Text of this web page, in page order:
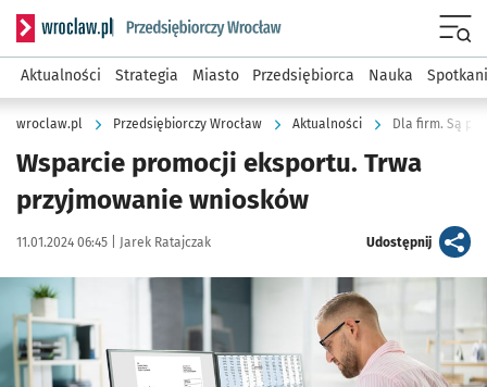
Serwis informacyjny wroclaw.pl podserwis: Strategia
Aktualności Strategia Miasto Przedsiębiorca Nauka
wroclaw.pl Przedsiębiorczy Wrocław Aktualności Dla firm. Są
Wsparcie promocji eksportu. Trwa
przyjmowanie wniosków
Data publikacji:
11.01.2024 06:45 | Autor:
Jarek Ratajczak Udostępnijartykuł
Kliknij, aby powiększyć